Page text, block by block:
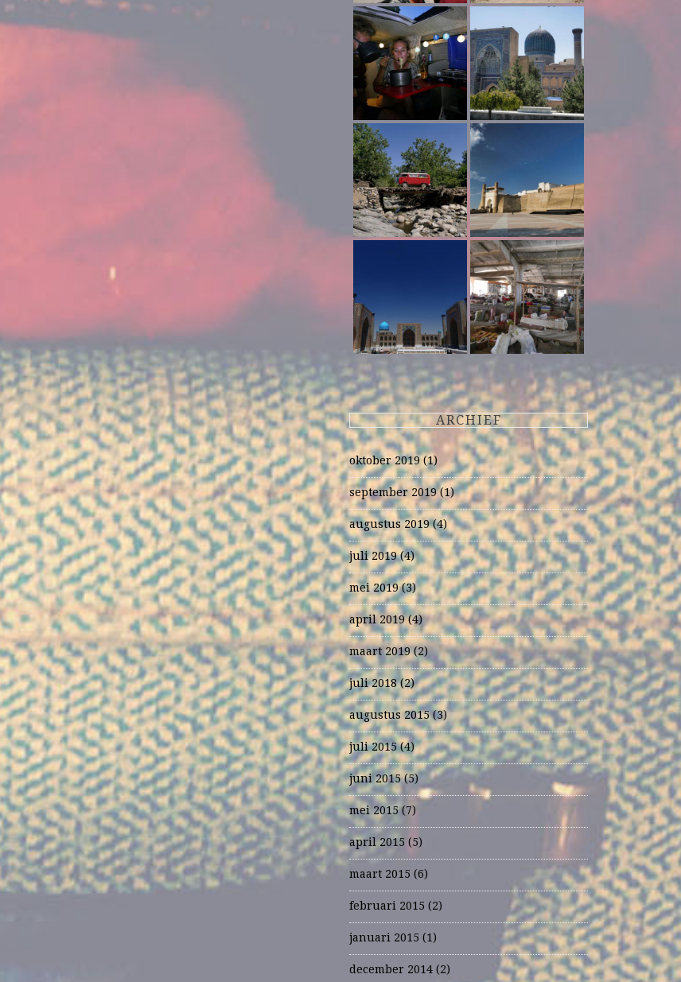
ARCHIEF
oktober 2019(1)
september 2019(1)
augustus 2019(4)
juli 2019(4)
mei 2019(3)
april 2019(4)
maart 2019(2)
juli 2018(2)
augustus 2015(3)
juli 2015(4)
juni 2015(5)
mei 2015(7)
april 2015 (5)
maart 2015 (6)
februari 2015 (2)
januari 2015 (1)
december 2014 (2)